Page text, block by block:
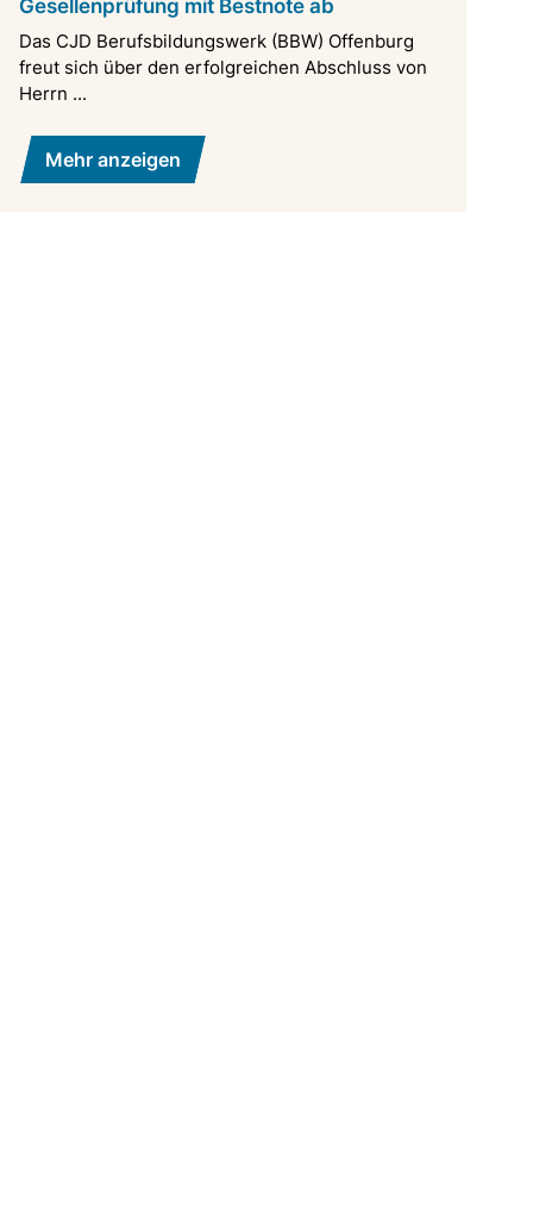
Gesellenprüfung mit Bestnote ab
Das CJD Berufsbildungswerk (BBW) Offenburg
freut sich über den erfolgreichen Abschluss von
Herrn ...
Mehr anzeigen